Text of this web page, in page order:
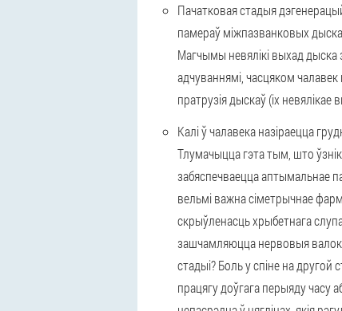
Пачатковая стадыя
памераў міжпазванковых
Магчымы невялікі выхад
адчуваннямі, часцяком
пратрузія дыскаў (іх невялікае
Калі ў чалавека назіраецца
Тлумачыцца гэта тым, што
забяспечваецца аптымальнае
вельмі важна сіметрычнае
скрыўленасць хрыбетнага
зашчамляюцца нервовыя
стадыі? Боль у спіне на
працягу доўгага перыяду